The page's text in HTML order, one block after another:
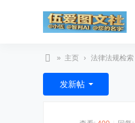
智
判
» 主页 › 法律法规检索
发新帖